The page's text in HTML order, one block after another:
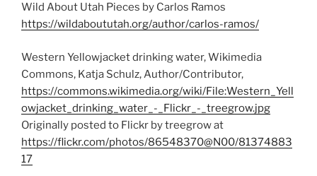
Wild About Utah Pieces by Carlos Ramos
https://wildaboututah.org/author/carlos-ramos/
Western Yellowjacket drinking water, Wikimedia
Commons, Katja Schulz, Author/Contributor,
https://commons.wikimedia.org/wiki/File:Western_Yell
owjacket_drinking_water_-_Flickr_-_treegrow.jpg
Originally posted to Flickr by treegrow at
https://flickr.com/photos/86548370@N00/81374883
17